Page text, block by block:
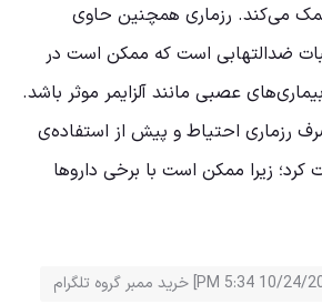
می‌کند. رزماری همچنین حاوی
ضدالتهابی است که ممکن است در
عصبی مانند آلزایمر موثر باشد.
رزماری احتیاط و پیش از استفاده‌ی
زیرا ممکن است با برخی داروها